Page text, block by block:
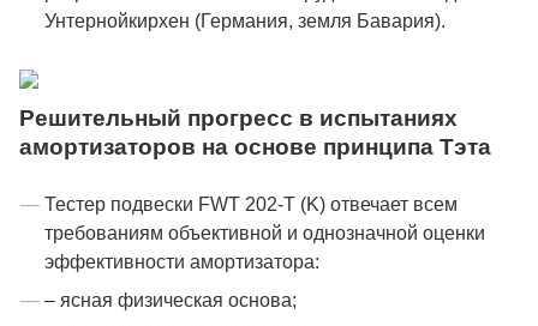
Унтернойкирхен (Германия, земля Бавария).
Решительный прогресс в испытаниях
амортизаторов на основе принципа Тэта
Тестер подвески FWT 202-T (K) отвечает всем
требованиям объективной и однозначной оценки
эффективности амортизатора:
– ясная физическая основа;